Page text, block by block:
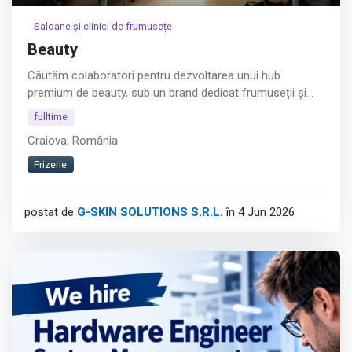
Saloane și clinici de frumusețe
Beauty
Căutăm colaboratori pentru dezvoltarea unui hub
premium de beauty, sub un brand dedicat frumuseții și
esteticii!
modern, elegant și profesionist, destinat specialiștilor
care își doresc să crească și să se dezvolte alături de un
Afișează tot
fulltime
Craiova, România
Frizerie
postat de G-SKIN SOLUTIONS S.R.L. în 4 Jun 2026